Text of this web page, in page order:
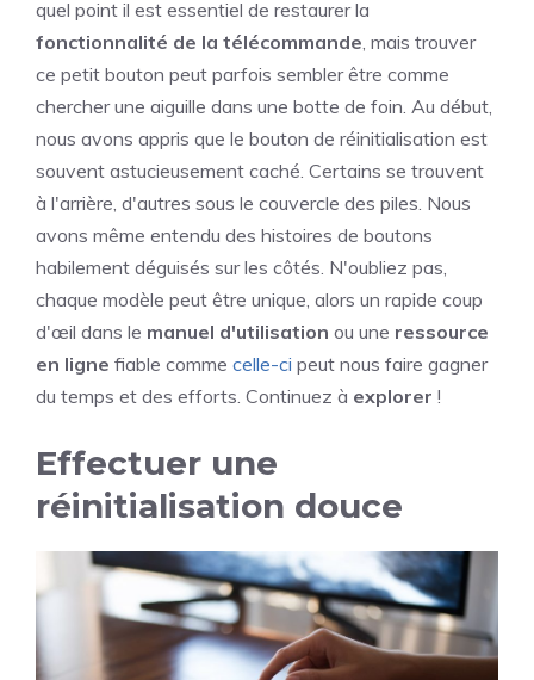
quel point il est essentiel de restaurer la
fonctionnalité de la télécommande, mais trouver
ce petit bouton peut parfois sembler être comme
chercher une aiguille dans une botte de foin. Au début,
nous avons appris que le bouton de réinitialisation est
souvent astucieusement caché. Certains se trouvent
à l'arrière, d'autres sous le couvercle des piles. Nous
avons même entendu des histoires de boutons
habilement déguisés sur les côtés. N'oubliez pas,
chaque modèle peut être unique, alors un rapide coup
d'œil dans le manuel d'utilisation ou une ressource
en ligne fiable comme celle-ci peut nous faire gagner
du temps et des efforts. Continuez à explorer !
Effectuer une
réinitialisation douce